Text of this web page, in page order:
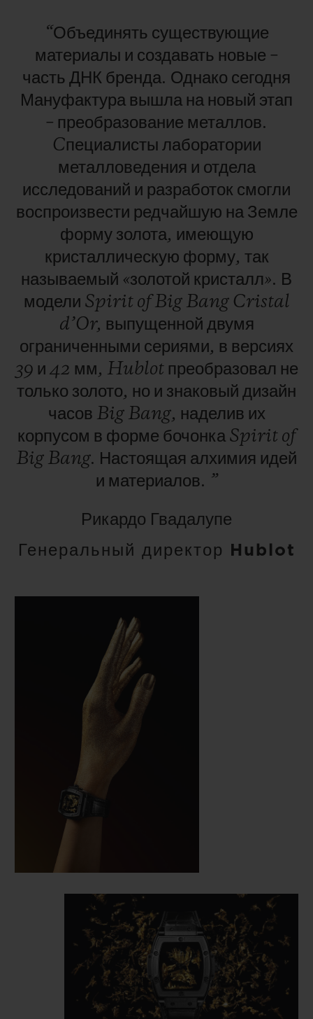
“Объединять существующие
материалы и создавать новые –
часть ДНК бренда. Однако сегодня
Мануфактура вышла на новый этап
– преобразование металлов.
Cпециалисты лаборатории
металловедения и отдела
исследований и разработок смогли
воспроизвести редчайшую на Земле
форму золота, имеющую
кристаллическую форму, так
называемый «золотой кристалл». В
модели Spirit ofBig Bang Cristal
d’Or, выпущенной двумя
ограниченными сериями, в версиях
39 и 42 мм, Hublot преобразовал не
только золото, но и знаковый дизайн
часов Big Bang, наделив их
корпусом в форме бочонка Spirit of
Big Bang. Настоящая алхимия идей
и материалов. ”
Рикардо Гвадалупе
Генеральный директор Hublot